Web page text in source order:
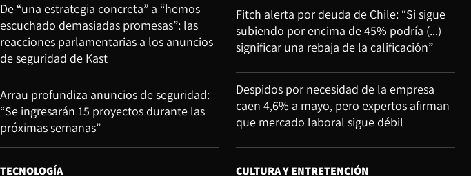
De “una estrategia concreta” a “hemos
escuchado demasiadas promesas”: las
reacciones parlamentarias a los anuncios
de seguridad de Kast
Arrau profundiza anuncios de seguridad:
“Se ingresarán 15 proyectos durante las
próximas semanas”
Fitch alerta por deuda de Chile: “Si sigue
subiendo por encima de 45% podría (...)
significar una rebaja de la calificación”
Despidos por necesidad de la empresa
caen 4,6% a mayo, pero expertos afirman
que mercado laboral sigue débil
TECNOLOGÍA CULTURA Y ENTRETENCIÓN